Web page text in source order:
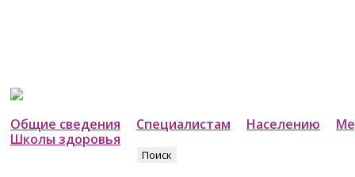
Общие сведения Специалистам Населению
Школы здоровья